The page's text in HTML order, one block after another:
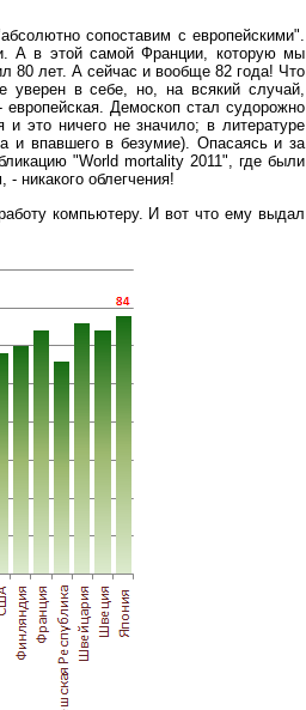
сопоставим с европейскими".
А в этой самой Франции, которую мы
80 лет. А сейчас и вообще 82 года! Что
в себе, но, на всякий случай,
Демоскоп стал судорожно
это ничего не значило; в литературе
и впавшего в безумие). Опасаясь и за
"World mortality 2011", где были
никакого облегчения!
компьютеру. И вот что ему выдал